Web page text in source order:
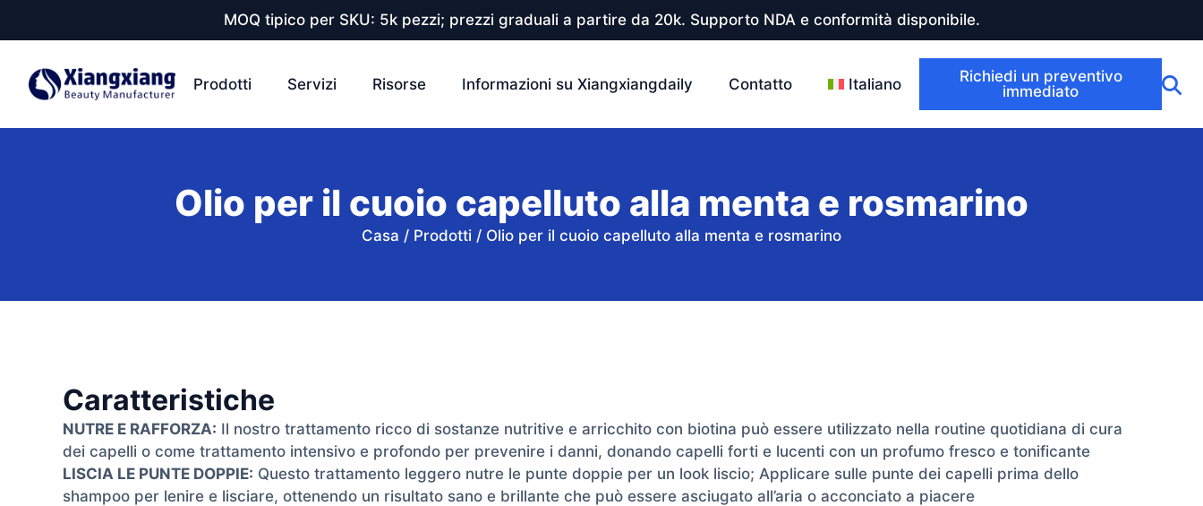
MOQ tipico per SKU: 5k pezzi; prezzi graduali a partire da 20k. Supporto NDA e conformità disponibile.
Prodotti Servizi Risorse Informazioni su Xiangxiangdaily Contatto Italiano
Richiedi un preventivo
immediato
Olio per il cuoio capelluto alla menta e rosmarino
Casa / Prodotti / Olio per il cuoio capelluto alla menta e rosmarino
Caratteristiche
NUTRE E RAFFORZA: Il nostro trattamento ricco di sostanze nutritive e arricchito con biotina può essere utilizzato nella routine quotidiana di cura
dei capelli o come trattamento intensivo e profondo per prevenire i danni, donando capelli forti e lucenti con un profumo fresco e tonificante
LISCIA LE PUNTE DOPPIE: Questo trattamento leggero nutre le punte doppie per un look liscio; Applicare sulle punte dei capelli prima dello
shampoo per lenire e lisciare, ottenendo un risultato sano e brillante che può essere asciugato all’aria o acconciato a piacere